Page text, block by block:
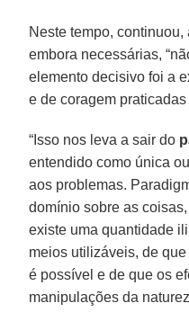
Neste tempo,
embora necessárias,
elemento decisivo foi a
e de coragem
“Isso nos leva a sair do
entendido como única
aos problemas.
domínio sobre as
existe uma quantidade
meios utilizáveis, de
é possível e de que os
manipulações da